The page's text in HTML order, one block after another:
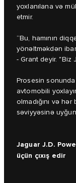
yoxlanılana və
etmir.
“Bu, hamının
yönəltməkdən
- Grant deyir. "Biz
Prosesin
avtomobili
olmadığını və
səviyyəsinə uyğun
Jaguar J.D.
üçün çıxış edir